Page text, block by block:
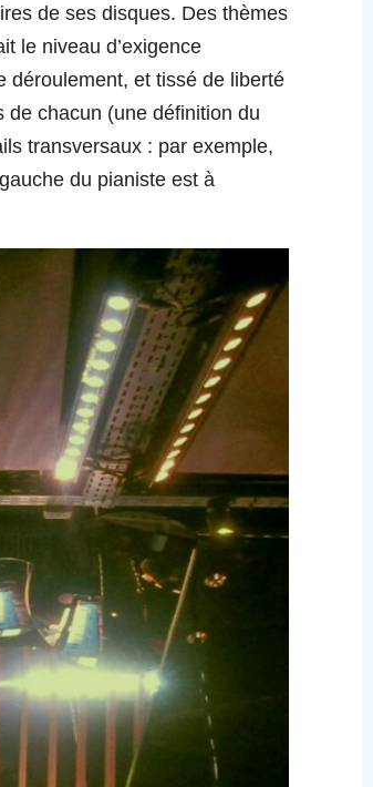
de ses disques. Des thèmes
le niveau d’exigence
déroulement, et tissé de liberté
de chacun (une définition du
transversaux : par exemple,
du pianiste est à